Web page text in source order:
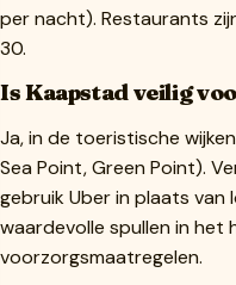
per nacht). Restaurants
30.
Is Kaapstad veilig
Ja, in de toeristische
Sea Point, Green Point).
gebruik Uber in plaats van
waardevolle spullen in
voorzorgsmaatregelen.